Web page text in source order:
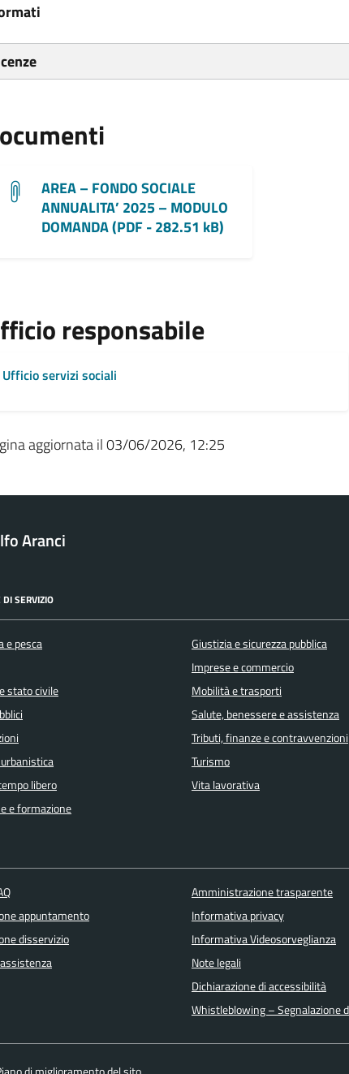
AREA – FONDO SOCIALE
ANNUALITA’ 2025 – MODULO
DOMANDA (PDF - 282.51 kB)
responsabile
Ufficio servizi sociali
aggiornata il 03/06/2026, 12:25
Aranci
DI SERVIZIO
e pesca
stato civile
libero
e formazione
Giustizia e sicurezza pubblica
Imprese e commercio
Mobilità e trasporti
Salute, benessere e assistenza
Tributi, finanze e contravvenzioni
Turismo
Vita lavorativa
appuntamento
disservizio
Amministrazione trasparente
Informativa privacy
Informativa Videosorveglianza
Note legali
Dichiarazione di accessibilità
Whistleblowing – Segnalazione